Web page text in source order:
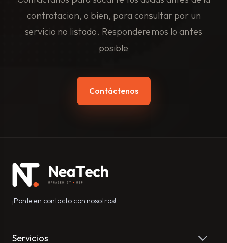
contratacion, o bien, para consultar por un
servicio no listado. Responderemos lo antes
posible
Contáctenos
¡Ponte en contacto con nosotros!
Servicios